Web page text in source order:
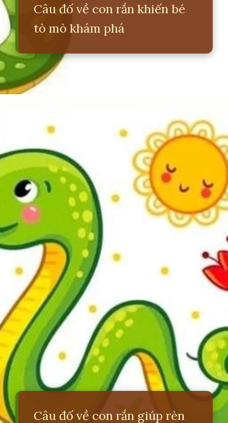
Câu đố về con rắn khiến bé
tò mò khám phá
Câu đố về con rắn giúp rèn